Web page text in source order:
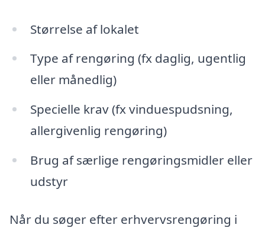
Størrelse af lokalet
Type af rengøring (fx daglig, ugentlig
eller månedlig)
Specielle krav (fx vinduespudsning,
allergivenlig rengøring)
Brug af særlige rengøringsmidler eller
udstyr
Når du søger efter erhvervsrengøring i